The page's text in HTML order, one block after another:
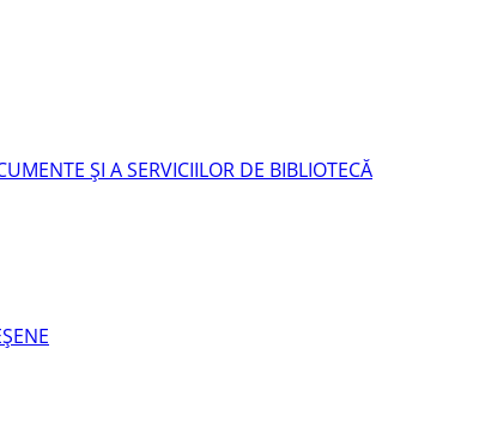
ŞI A SERVICIILOR DE BIBLIOTECĂ